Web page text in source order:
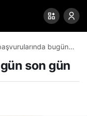
bugün
son gün
0 Paylaş